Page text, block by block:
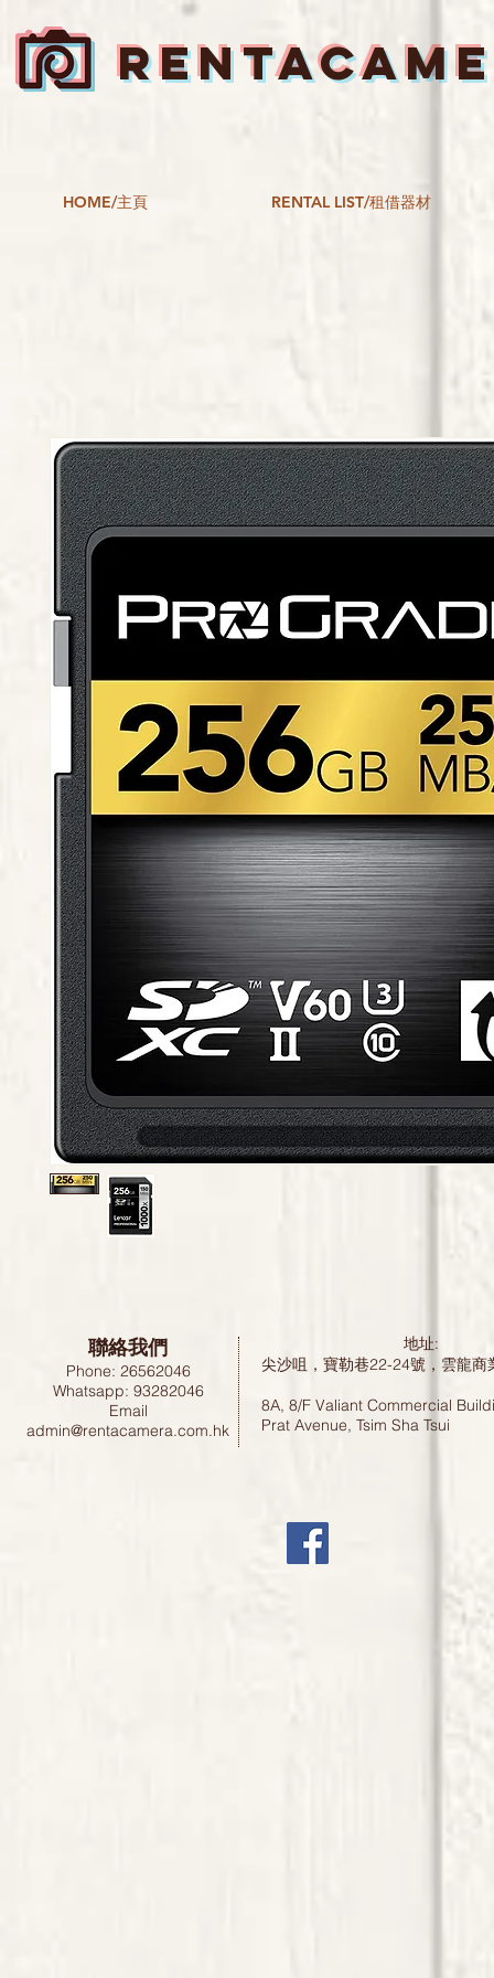
HOME/主頁 RENTAL LIST/租借器材
聯絡我們
Phone: 26562046
Whatsapp: 93282046
Email
admin@rentacamera.com.hk
地址:
尖沙咀，寶勒巷22-24號，雲龍
8A, 8/F Valiant Commercial
Prat Avenue, Tsim Sha Tsui